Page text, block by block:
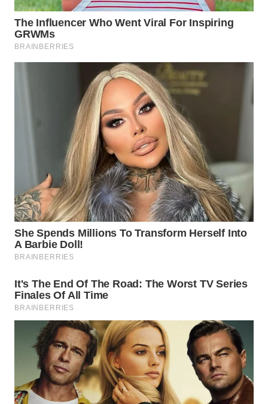
MADURA
WN
SURABAYA
WN
MANDALIKA
WN
LIKUPANG
WN
WN
Wahana
WAHANA